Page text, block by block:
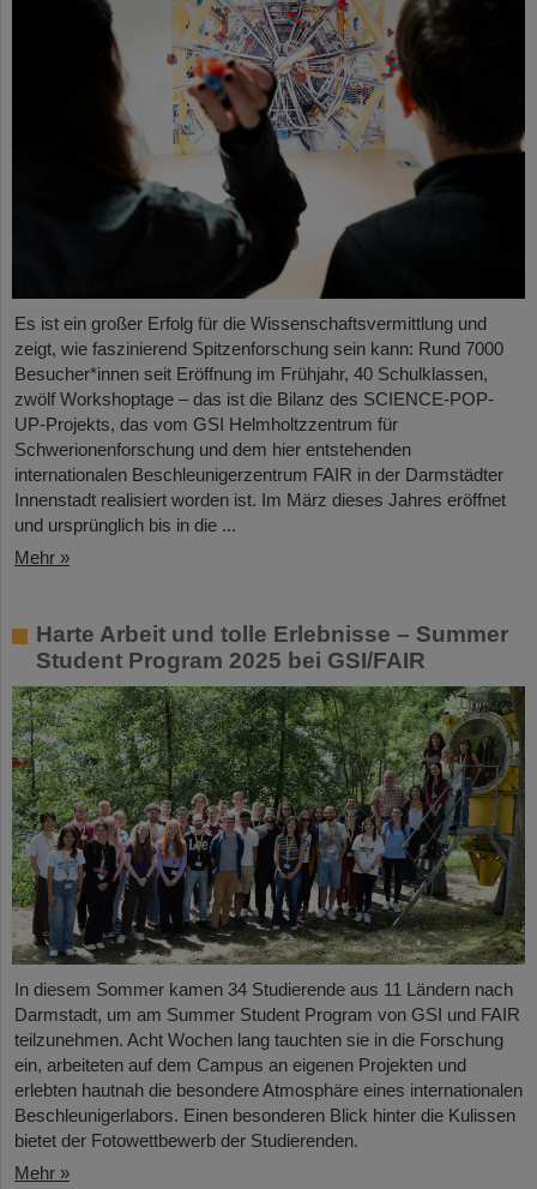
Es ist ein großer Erfolg für die Wissenschaftsvermittlung und
zeigt, wie faszinierend Spitzenforschung sein kann: Rund 7000
Besucher*innen seit Eröffnung im Frühjahr, 40 Schulklassen,
zwölf Workshoptage – das ist die Bilanz des SCIENCE-POP-
UP-Projekts, das vom GSI Helmholtzzentrum für
Schwerionenforschung und dem hier entstehenden
internationalen Beschleunigerzentrum FAIR in der Darmstädter
Innenstadt realisiert worden ist. Im März dieses Jahres eröffnet
und ursprünglich bis in die ...
Mehr »
Harte Arbeit und tolle Erlebnisse – Summer
Student Program 2025 bei GSI/FAIR
In diesem Sommer kamen 34 Studierende aus 11 Ländern nach
Darmstadt, um am Summer Student Program von GSI und FAIR
teilzunehmen. Acht Wochen lang tauchten sie in die Forschung
ein, arbeiteten auf dem Campus an eigenen Projekten und
erlebten hautnah die besondere Atmosphäre eines internationalen
Beschleunigerlabors. Einen besonderen Blick hinter die Kulissen
bietet der Fotowettbewerb der Studierenden.
Mehr »